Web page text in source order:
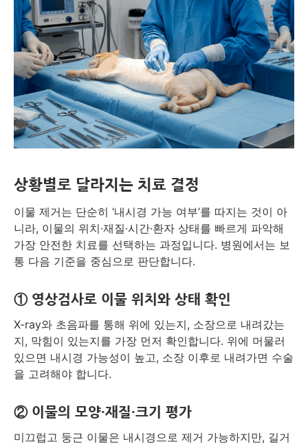
상황별로 달라지는 치료 결정
이물 제거는 단순히 ‘내시경 가능 여부’를 따지는 것이 아
니라, 이물의 위치·재질·시간·환자 상태를 빠르게 파악해
가장 안전한 치료를 선택하는 과정입니다. 병원에서는 보
통 다음 기준을 중심으로 판단합니다.
① 영상검사로 이물 위치와 상태 확인
X-ray와 초음파를 통해 위에 있는지, 소장으로 내려갔는
지, 막힘이 있는지를 가장 먼저 확인합니다. 위에 머물러
있으면 내시경 가능성이 높고, 소장 이후로 내려가면 수술
을 고려해야 합니다.
② 이물의 모양·재질·크기 평가
미끄럽고 둥근 이물은 내시경으로 제거 가능하지만, 길거